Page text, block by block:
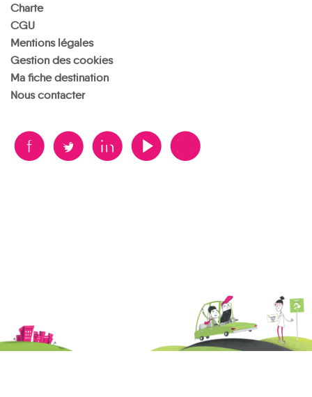
Charte
CGU
Mentions légales
Gestion des cookies
Ma fiche destination
Nous contacter
B A D F V